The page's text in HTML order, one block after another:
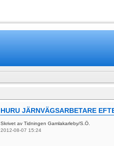
HURU JÄRNVÄGSARBETARE
Skrivet av Tidningen Gamlakarleby/S.Ö.
2012-08-07 15:24